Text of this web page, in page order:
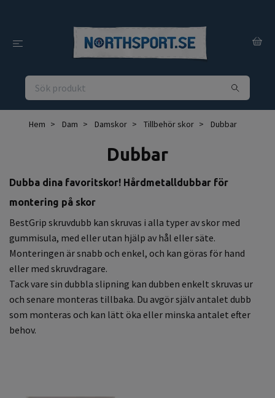
Hem Dam Damskor Tillbehör skor Dubbar
Dubbar
Dubba dina favoritskor! Hårdmetalldubbar för
montering på skor
BestGrip skruvdubb kan skruvas i alla typer av skor med
gummisula, med eller utan hjälp av hål eller säte.
Monteringen är snabb och enkel, och kan göras för hand
eller med skruvdragare.
Tack vare sin dubbla slipning kan dubben enkelt skruvas ur
och senare monteras tillbaka. Du avgör själv antalet dubb
som monteras och kan lätt öka eller minska antalet efter
behov.